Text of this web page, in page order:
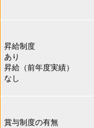
昇給制度
あり
昇給（前年度実績）
なし
賞与制度の有無